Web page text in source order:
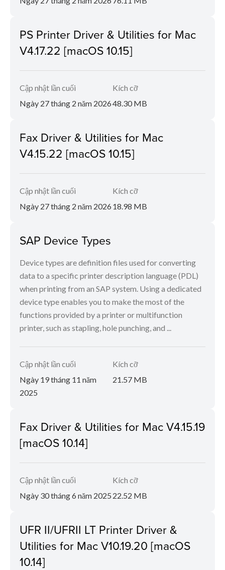
PS Printer Driver & Utilities for Mac
V4.17.22 [macOS 10.15]
Cập nhật lần cuối
Ngày 27 tháng 2 năm 2026
Kích cỡ
48.30 MB
Fax Driver & Utilities for Mac
V4.15.22 [macOS 10.15]
Cập nhật lần cuối
Ngày 27 tháng 2 năm 2026
Kích cỡ
18.98 MB
SAP Device Types
Device types are definition files used for converting
data to a specific printer description language (PDL)
when printing from an SAP system. Using a dedicated
device type enables you to make the most of the
functions provided by a printer or multifunction
printer, such as stapling, hole punching, and ...
Cập nhật lần cuối
Ngày 19 tháng 11 năm
2025
Kích cỡ
21.57 MB
Fax Driver & Utilities for Mac V4.15.19
[macOS 10.14]
Cập nhật lần cuối
Ngày 30 tháng 6 năm 2025
Kích cỡ
22.52 MB
UFR II/UFRII LT Printer Driver &
Utilities for Mac V10.19.20 [macOS
10.14]